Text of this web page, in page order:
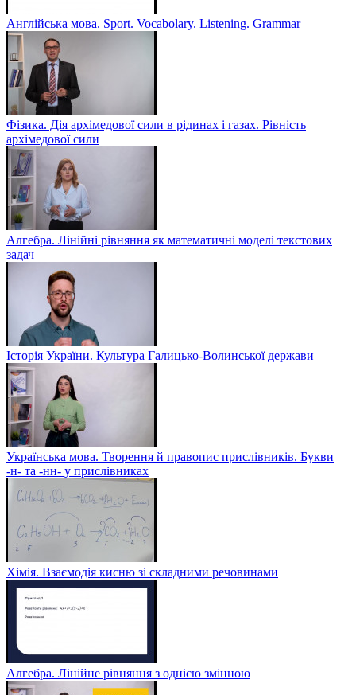
Англійська мова. Sport. Vocabolary. Listening. Grammar
Фізика. Дія архімедової сили в рідинах і газах. Рівність
архімедової сили
Алгебра. Лінійні рівняння як математичні моделі текстових
задач
Історія України. Культура Галицько-Волинської держави
Українська мова. Творення й правопис прислівників. Букви
-н- та -нн- у прислівниках
Хімія. Взаємодія кисню зі складними речовинами
Алгебра. Лінійне рівняння з однією змінною